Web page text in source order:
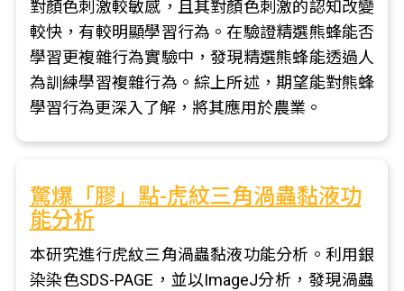
對顏色刺激較敏感，且其對顏色刺激的認知改變
較快，有較明顯學習行為。在驗證精選熊蜂能否
學習更複雜行為實驗中，發現精選熊蜂能透過人
為訓練學習複雜行為。綜上所述，期望能對熊蜂
學習行為更深入了解，將其應用於農業。
驚爆「膠」點-虎紋三角渦蟲黏液功
能分析
本研究進行虎紋三角渦蟲黏液功能分析。利用銀
染染色SDS-PAGE，並以ImageJ分析，發現渦蟲